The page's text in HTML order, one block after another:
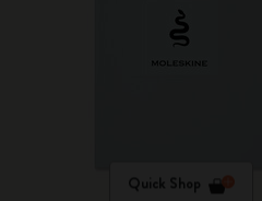
Quick Shop